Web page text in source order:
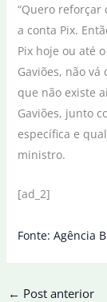
“Quero reforçar
a conta Pix.
Pix hoje ou até
Gaviões, não
que não existe
Gaviões, junto
específica e
ministro.
[ad_2]
Fonte: Agência
← Post anterior